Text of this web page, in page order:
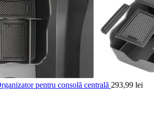
pentru consolă centrală 293,99 lei